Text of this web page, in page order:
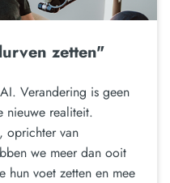
zetten"
Verandering is geen
nieuwe realiteit.
oprichter van
we meer dan ooit
hun voet zetten en mee